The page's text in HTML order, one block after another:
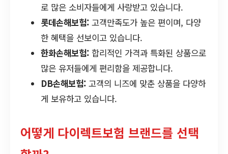
로 많은 소비자들에게 사랑받고 있습니다.
롯데손해보험: 고객만족도가 높은 편이며, 다양
한 혜택을 선보이고 있습니다.
한화손해보험: 합리적인 가격과 특화된 상품으로
많은 유저들에게 편리함을 제공합니다.
DB손해보험: 고객의 니즈에 맞춘 상품을 다양하
게 보유하고 있습니다.
어떻게 다이렉트보험 브랜드를 선택